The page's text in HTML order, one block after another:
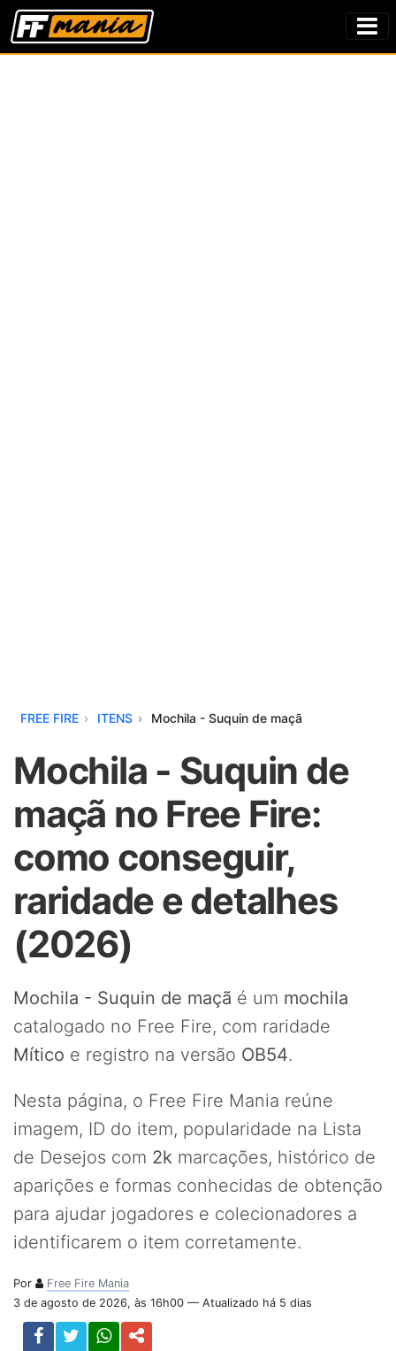
FREE FIRE ITENS Mochila - Suquin de maçã
Mochila - Suquin de
maçã no Free Fire:
como conseguir,
raridade e detalhes
(2026)
Mochila - Suquin de maçã é um mochila
catalogado no Free Fire, com raridade
Mítico e registro na versão OB54.
Nesta página, o Free Fire Mania reúne
imagem, ID do item, popularidade na Lista
de Desejos com 2k marcações, histórico de
aparições e formas conhecidas de obtenção
para ajudar jogadores e colecionadores a
identificarem o item corretamente.
Por
Free Fire Mania
3 de agosto de 2026, às 16h00 — Atualizado há 5 dias